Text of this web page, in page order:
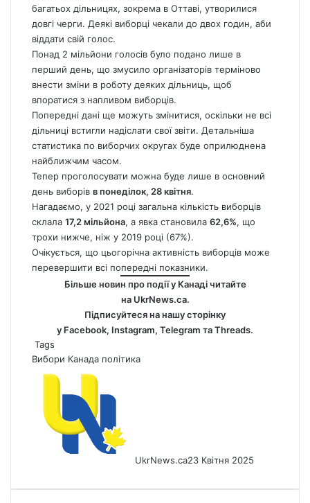
багатьох дільницях, зокрема в Оттаві, утворилися
довгі черги. Деякі виборці чекали до двох годин, аби
віддати свій голос.
Понад 2 мільйони голосів було подано лише в
перший день, що змусило організаторів терміново
внести зміни в роботу деяких дільниць, щоб
впоратися з напливом виборців.
Попередні дані ще можуть змінитися, оскільки не всі
дільниці встигли надіслати свої звіти. Детальніша
статистика по виборчих округах буде оприлюднена
найближчим часом.
Тепер проголосувати можна буде лише в основний
день виборів в понеділок, 28 квітня.
Нагадаємо, у 2021 році загальна кількість виборців
склала 17,2 мільйона, а явка становила 62,6%, що
трохи нижче, ніж у 2019 році (67%).
Очікується, що цьогорічна активність виборців може
перевершити всі попередні показники.
Більше новин про події у Канаді читайте
на UkrNews.ca.
Підписуйтеся на нашу сторінку
у Facebook, Instagram, Telegram таThreads.
Tags
Вибори Канада політика
UkrNews.ca23 Квітня 2025